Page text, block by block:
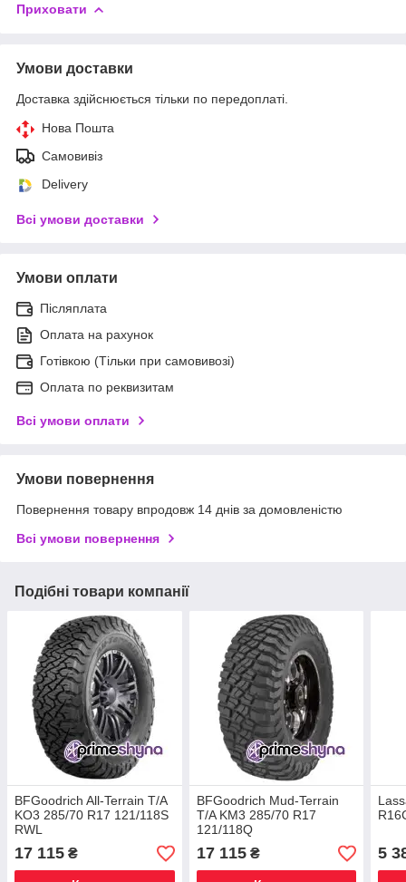
Приховати
Умови доставки
Доставка здійснюється тільки по передоплаті.
Нова Пошта
Самовивіз
Delivery
Всі умови доставки
Умови оплати
Післяплата
Оплата на рахунок
Готівкою (Тільки при самовивозі)
Оплата по реквизитам
Всі умови оплати
Умови повернення
Повернення товару впродовж 14 днів за домовленістю
Всі умови повернення
Подібні товари компанії
BFGoodrich All-Terrain T/A
KO3 285/70 R17 121/118S
RWL
17 115 ₴
BFGoodrich Mud-Terrain
T/A KM3 285/70 R17
121/118Q
17 115₴ 5